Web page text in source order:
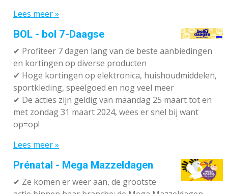
Lees meer »
BOL - bol 7-Daagse
✔ Profiteer 7 dagen lang van de beste aanbiedingen
en kortingen op diverse producten
✔ Hoge kortingen op elektronica, huishoudmiddelen,
sportkleding, speelgoed en nog veel meer
✔ De acties zijn geldig van maandag 25 maart tot en
met zondag 31 maart 2024, wees er snel bij want
op=op!
Lees meer »
Prénatal - Mega Mazzeldagen
✔ Ze komen er weer aan, de grootste